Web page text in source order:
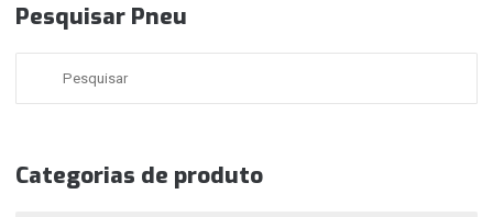
Pesquisar Pneu
Categorias de produto